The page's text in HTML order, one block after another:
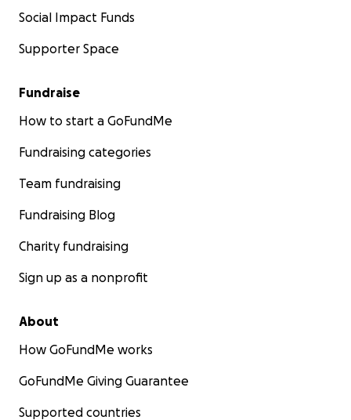
Social Impact Funds
Supporter Space
Fundraise
How to start a GoFundMe
Fundraising categories
Team fundraising
Fundraising Blog
Charity fundraising
Sign up as a nonprofit
About
How GoFundMe works
GoFundMe Giving Guarantee
Supported countries